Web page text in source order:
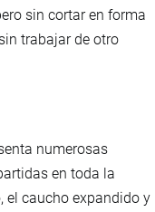
sin cortar en forma
trabajar de otro
numerosas
en toda la
el caucho expandido y